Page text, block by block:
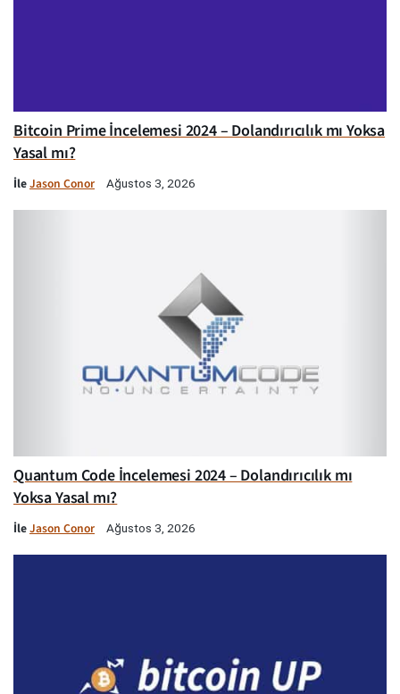
Bitcoin Prime İncelemesi 2024 – Dolandırıcılık mı Yoksa
Yasal mı?
İleJason Conor Ağustos 3, 2026
Quantum Code İncelemesi 2024 – Dolandırıcılık mı
Yoksa Yasal mı?
İleJason Conor Ağustos 3, 2026